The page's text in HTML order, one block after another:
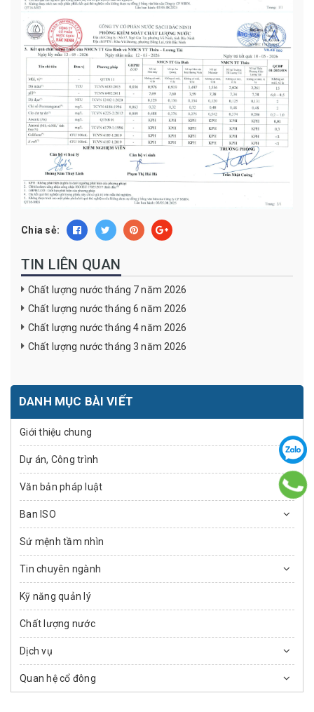
Chia sẻ:
TIN LIÊN QUAN
Chất lượng nước tháng 7 năm 2026
Chất lượng nước tháng 6 năm 2026
Chất lượng nước tháng 4 năm 2026
Chất lượng nước tháng 3 năm 2026
DANH MỤC BÀI VIẾT
Giới thiệu chung
Dự án, Công trình
Văn bản pháp luật
Ban ISO
Sứ mệnh tầm nhìn
Tin chuyên ngành
Kỹ năng quản lý
Chất lượng nước
Dịch vụ
Quan hệ cổ đông